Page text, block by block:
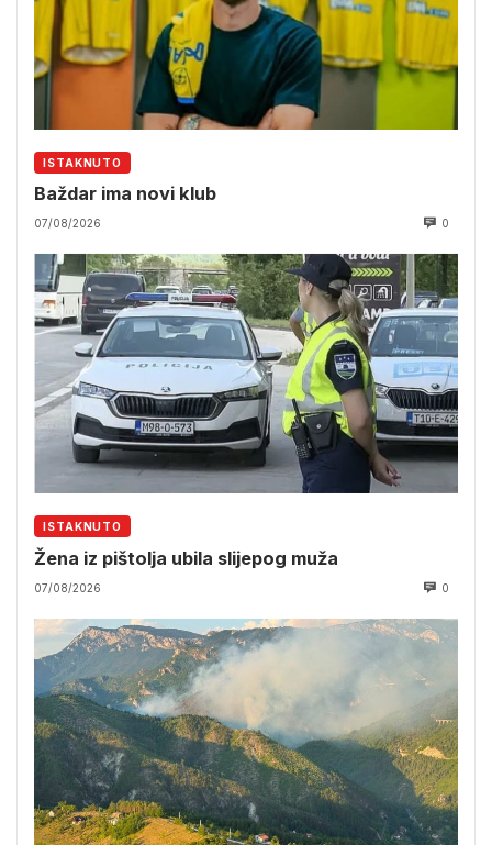
ISTAKNUTO
Baždar ima novi klub
07/08/2026 0
ISTAKNUTO
Žena iz pištolja ubila slijepog muža
07/08/2026 0